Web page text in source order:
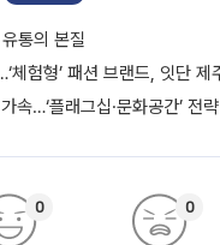
통의 본질
체험형’ 패션 브랜드, 잇단 제
속…‘플래그십·문화공간’ 전
0 0